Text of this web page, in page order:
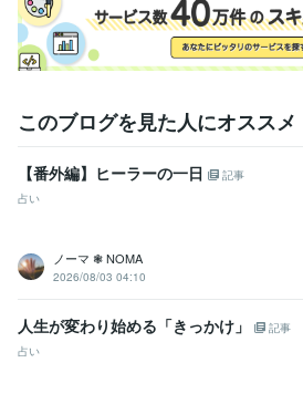
※17時以降は翌日の返信になります。
※休日は返信が遅くなる可能性があります。
※午前中は施術のため電子機器から離れてお
となる場合がございます。
ライフスタイル・その他 / 占い師 経験年数
ライフスタイル・その他 / 講師・インスト
ライフスタイル・その他 / マッサージ師・セ
年
受賞歴
ココナラ　プラチナランク獲得
資格・検定
アロマセラピスト 取得年 : 2004年
アロマテラピー検定1級
このブログを見た人にオススメ
【番外編】ヒーラーの一日
記事
占い
ノーマ ❃ NOMA
2026/08/03 04:10
人生が変わり始める「きっかけ」
記事
占い